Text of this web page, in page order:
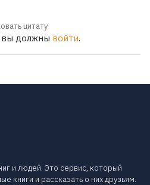
цитату
вы должны войти.
и людей. Это сервис, который
книги и рассказать о них друзьям.